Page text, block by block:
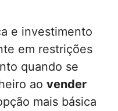
e investimento
em restrições
quando se
ao vender
mais básica